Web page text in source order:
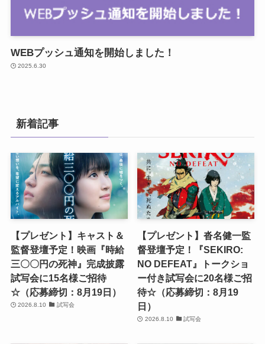
WEBプッシュ通知を開始しました！
2025.6.30
新着記事
【プレゼント】キャスト＆
監督登壇予定！映画『時給
三〇〇円の死神』完成披露
試写会に15名様ご招待
☆（応募締切：8月19日）
2026.8.10 試写会
【プレゼント】沓名健一監
督登壇予定！『SEKIRO:
NO DEFEAT』トークショ
ー付き試写会に20名様ご招
待☆（応募締切：8月19
日）
2026.8.10 試写会